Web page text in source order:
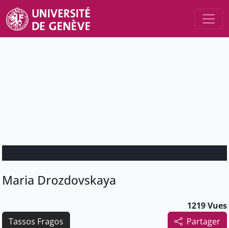
Maria Drozdovskaya
1219 Vues
Partager
Tassos Fragos